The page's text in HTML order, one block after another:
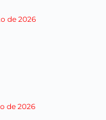
de 2026
de 2026